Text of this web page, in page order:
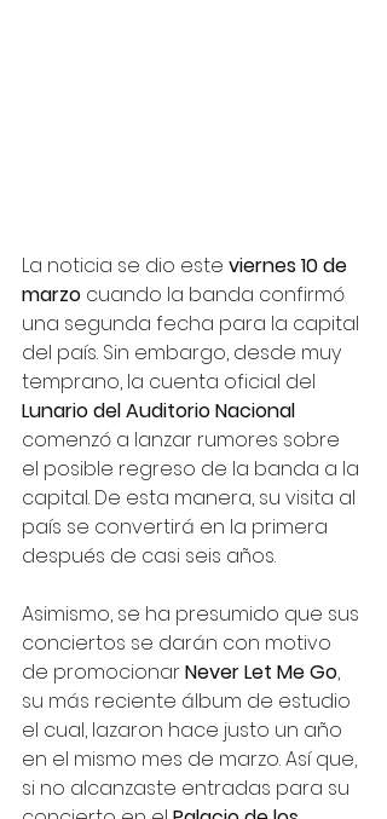
La noticia se dio este viernes 10 de
marzo cuando la banda confirmó
una segunda fecha para la capital
del país. Sin embargo, desde muy
temprano, la cuenta oficial del
Lunario del Auditorio Nacional
comenzó a lanzar rumores sobre
el posible regreso de la banda a la
capital. De esta manera, su visita al
país se convertirá en la primera
después de casi seis años.
Asimismo, se ha presumido que sus
conciertos se darán con motivo
de promocionar Never Let Me Go,
su más reciente álbum de estudio
el cual, lazaron hace justo un año
en el mismo mes de marzo. Así que,
si no alcanzaste entradas para su